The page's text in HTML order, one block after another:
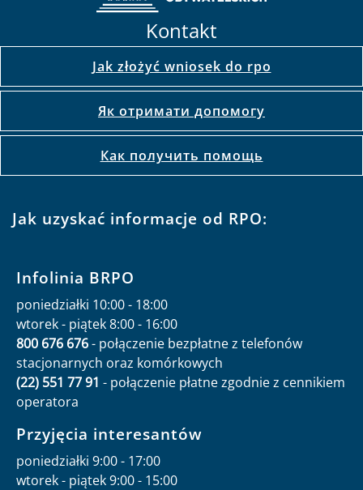
Kontakt
Jak złożyć wniosek do rpo
Як отримати допомогу
Как получить помощь
Jak uzyskać informacje od RPO:
Infolinia BRPO
poniedziałki 10:00 - 18:00
wtorek - piątek 8:00 - 16:00
800 676 676- połączenie bezpłatne z telefonów
stacjonarnych oraz komórkowych
(22) 551 77 91 - połączenie płatne zgodnie z cennikiem
operatora
Przyjęcia interesantów
poniedziałki 9:00 - 17:00
wtorek - piątek 9:00 - 15:00